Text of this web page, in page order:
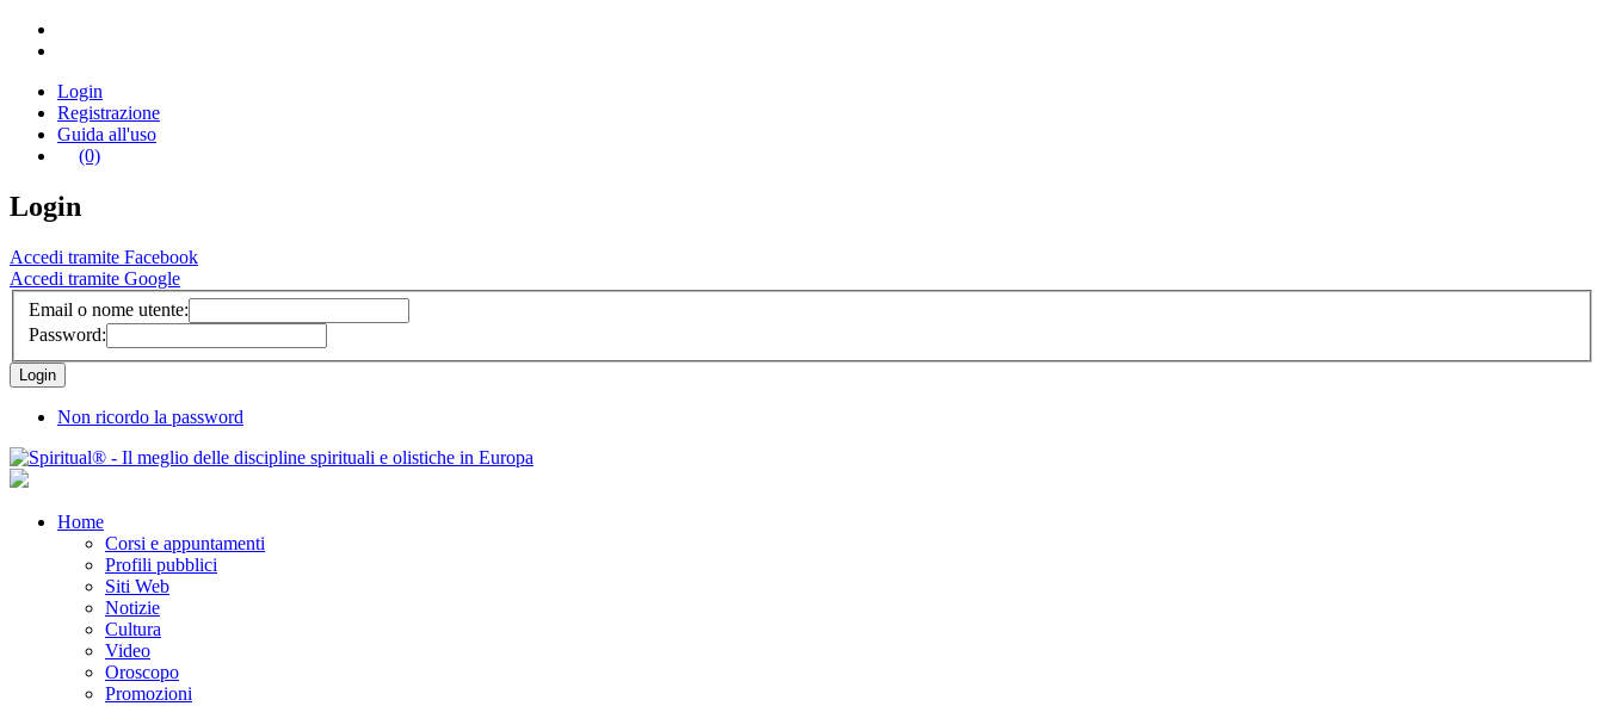
Login
Registrazione
Guida all'uso
(0)
Login
Accedi tramite Facebook
Accedi tramite Google
Email o nome utente:
Password:
Non ricordo la password
Home
Corsi e appuntamenti
Profili pubblici
Siti Web
Notizie
Cultura
Video
Oroscopo
Promozioni